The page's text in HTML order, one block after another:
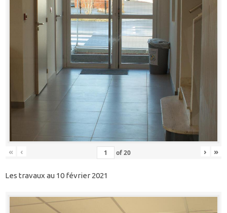
« ‹ of20 › »
Les travaux au 10 février 2021